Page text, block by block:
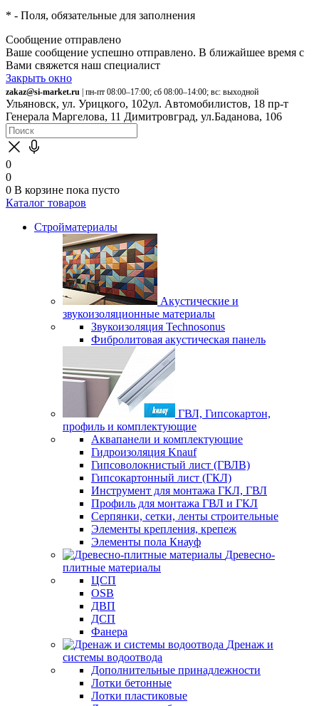
* - Поля, обязательные для заполнения
Сообщение отправлено
Ваше сообщение успешно отправлено. В ближайшее время с
Вами свяжется наш специалист
Закрыть окно
zakaz@si-market.ru | пн-пт 08:00–17:00; сб 08:00–14:00; вс: выходной
Ульяновск, ул. Урицкого, 102ул. Автомобилистов, 18 пр-т
Генерала Маргелова, 11 Димитровград, ул.Баданова, 106
0
0
0 В корзине пока пусто
Каталог товаров
Стройматериалы
Акустические и
звукоизоляционные материалы
Звукоизоляция Technosonus
Фибролитовая акустическая панель
ГВЛ, Гипсокартон,
профиль и комплектующие
Аквапанели и комплектующие
Гидроизоляция Knauf
Гипсоволокнистый лист (ГВЛВ)
Гипсокартонный лист (ГКЛ)
Инструмент для монтажа ГКЛ, ГВЛ
Профиль для монтажа ГВЛ и ГКЛ
Серпянки, сетки, ленты строительные
Элементы крепления, крепеж
Элементы пола Кнауф
Древесно-
плитные материалы
ЦСП
OSB
ДВП
ДСП
Фанера
Дренаж и
системы водоотвода
Дополнительные принадлежности
Лотки бетонные
Лотки пластиковые